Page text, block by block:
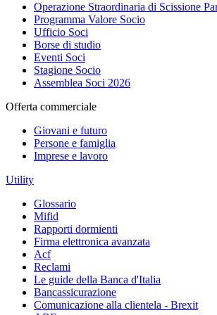
Operazione Straordinaria di Scissione
Programma Valore Socio
Ufficio Soci
Borse di studio
Eventi Soci
Stagione Socio
Assemblea Soci 2026
Offerta commerciale
Giovani e futuro
Persone e famiglia
Imprese e lavoro
Utility
Glossario
Mifid
Rapporti dormienti
Firma elettronica avanzata
Acf
Reclami
Le guide della Banca d'Italia
Bancassicurazione
Comunicazione alla clientela - Brexit